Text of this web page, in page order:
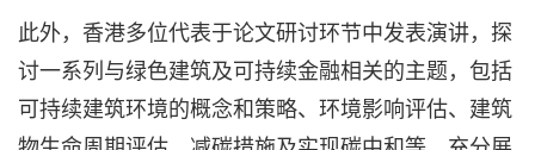
此外，香港多位代表于论文研讨环节中发表演讲，探
讨一系列与绿色建筑及可持续金融相关的主题，包括
可持续建筑环境的概念和策略、环境影响评估、建筑